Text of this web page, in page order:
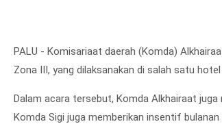
PALU - Komisariaat daerah (Komda)
Zona III, yang dilaksanakan di salah satu
Dalam acara tersebut, Komda Alkhairaat
Komda Sigi juga memberikan insentif